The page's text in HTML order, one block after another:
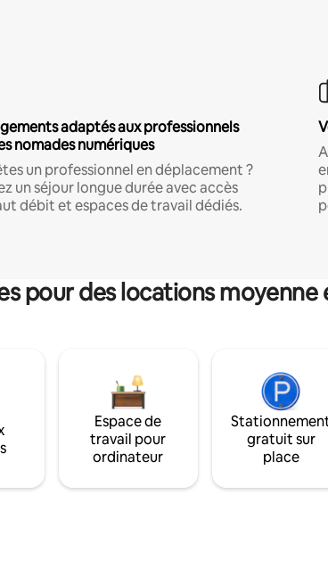
adaptés aux professionnels
nomades numériques
un professionnel en déplacement ?
un séjour longue durée avec accès
débit et espaces de travail dédiés.
pour des locations
Espace de
travail pour
ordinateur
gratuit sur
place